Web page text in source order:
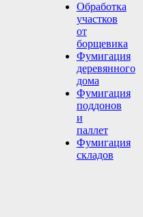
Обработка
участков
от
борщевика
Фумигация
деревянного
дома
Фумигация
поддонов
и
паллет
Фумигация
складов